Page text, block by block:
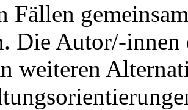
Fällen
Die Autor/-innen
weiteren